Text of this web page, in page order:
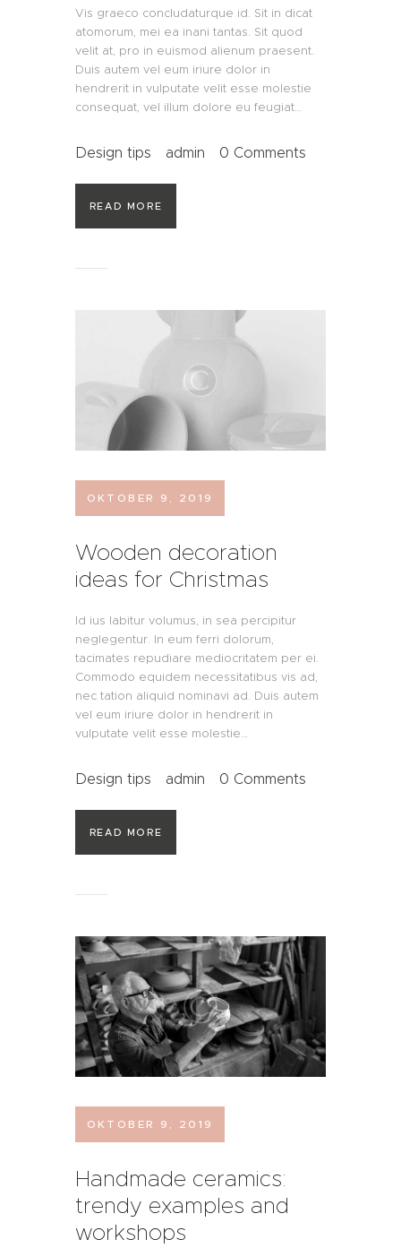
Vis graeco concludaturque id. Sit in dicat
atomorum, mei ea inani tantas. Sit quod
velit at, pro in euismod alienum praesent.
Duis autem vel eum iriure dolor in
hendrerit in vulputate velit esse molestie
consequat, vel illum dolore eu feugiat…
Design tips admin 0 Comments
READ MORE
OKTOBER 9, 2019
Wooden decoration
ideas for Christmas
Id ius labitur volumus, in sea percipitur
neglegentur. In eum ferri dolorum,
tacimates repudiare mediocritatem per ei.
Commodo equidem necessitatibus vis ad,
nec tation aliquid nominavi ad. Duis autem
vel eum iriure dolor in hendrerit in
vulputate velit esse molestie…
Design tips admin 0 Comments
READ MORE
OKTOBER 9, 2019
Handmade ceramics:
trendy examples and
workshops